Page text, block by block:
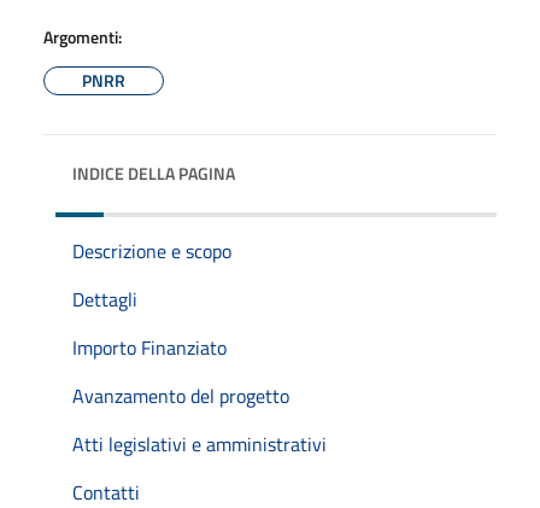
Argomenti:
PNRR
INDICE DELLA PAGINA
Descrizione e scopo
Dettagli
Importo Finanziato
Avanzamento del progetto
Atti legislativi e amministrativi
Contatti